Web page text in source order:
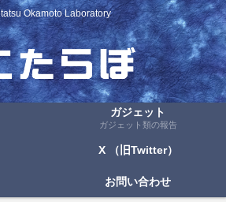
Okamoto Laboratory
ガジェット
ガジェット類の報告
X （旧Twitter）
お問い合わせ